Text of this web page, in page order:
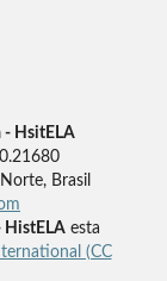
- HsitELA
Brasil
HistELA esta
(CC